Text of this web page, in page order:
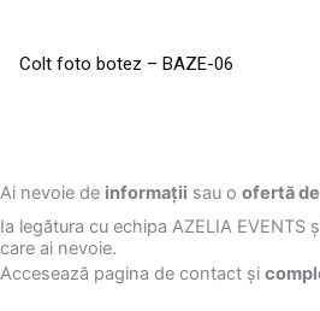
Colt foto botez – BAZE-06
Ai nevoie de informații sau o ofertă
Ia legătura cu echipa AZELIA
care ai nevoie.
Accesează pagina de contact și